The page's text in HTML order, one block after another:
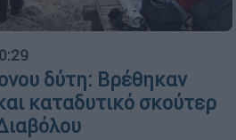
δύτη: Βρέθηκαν
καταδυτικό σκούτερ